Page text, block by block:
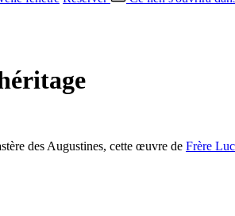
des Augustines, cette œuvre de Frère Luc